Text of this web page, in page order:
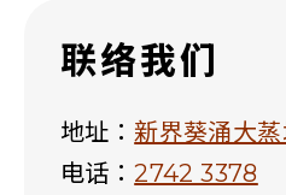
联络我们
地址：新界葵涌大
电话： 2742 3378